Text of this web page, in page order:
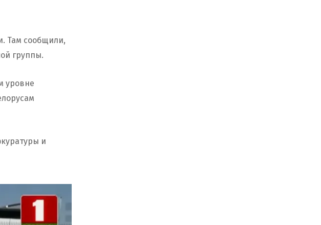
Там сообщили,
группы.
уровне
и